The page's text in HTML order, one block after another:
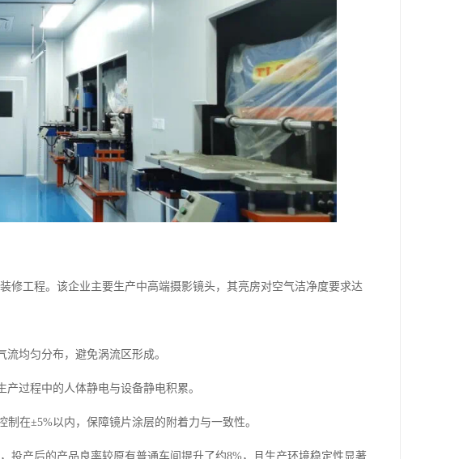
修工程。该企业主要生产中高端摄影镜头，其亮房对空气洁净度要求达
均匀分布，避免涡流区形成。
过程中的人体静电与设备静电积累。
在±5%以内，保障镜片涂层的附着力与一致性。
投产后的产品良率较原有普通车间提升了约8%，且生产环境稳定性显著